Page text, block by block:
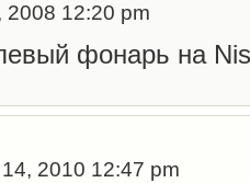
12:20 pm
фонарь на
2010 12:47 pm